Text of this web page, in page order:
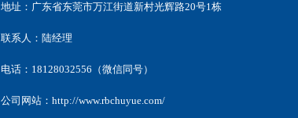
地址：广东省东莞市万江街道新村光辉路20号1栋
联系人：陆经理
电话：18128032556（微信同号）
公司网站： http://www.rbchuyue.com/